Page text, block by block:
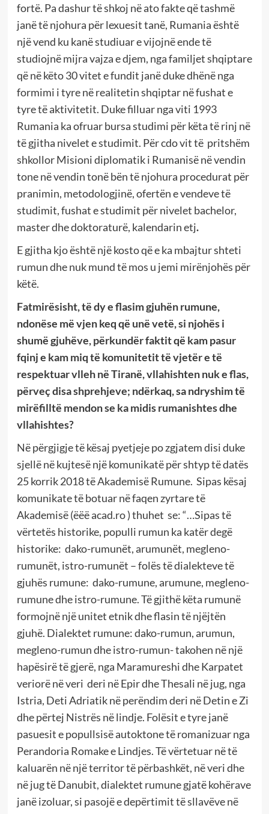
fortë. Pa dashur të shkoj në ato fakte që tashmë
janë të njohura për lexuesit tanë, Rumania është
një vend ku kanë studiuar e vijojnë ende të
studiojnë mijra vajza e djem, nga familjet shqiptare
që në këto 30 vitet e fundit janë duke dhënë nga
formimi i tyre në realitetin shqiptar në fushat e
tyre të aktivitetit. Duke filluar nga viti 1993
Rumania ka ofruar bursa studimi për këta të rinj në
të gjitha nivelet e studimit. Për cdo vit të pritshëm
shkollor Misioni diplomatik i Rumanisë në vendin
tone në vendin tonë bën të njohura procedurat për
pranimin, metodologjinë, ofertën e vendeve të
studimit, fushat e studimit për nivelet bachelor,
master dhe doktoraturë, kalendarin etj.
E gjitha kjo është një kosto që e ka mbajtur shteti
rumun dhe nuk mund të mos u jemi mirënjohës për
këtë.
Fatmirësisht, të dy e flasim gjuhën rumune,
ndonëse më vjen keq që unë vetë, si njohës i
shumë gjuhëve, përkundër faktit që kam pasur
fqinj e kam miq të komunitetit të vjetër e të
respektuar vlleh në Tiranë, vllahishten nuk e flas,
përveç disa shprehjeve; ndërkaq, sa ndryshim të
mirëfilltë mendon se ka midis rumanishtes dhe
vllahishtes?
Në përgjigje të kësaj pyetjeje po zgjatem disi duke
sjellë në kujtesë një komunikatë për shtyp të datës
25 korrik 2018 të Akademisë Rumune. Sipas kësaj
komunikate të botuar në faqen zyrtare të
Akademisë (ëëë acad.ro ) thuhet se: “…Sipas të
vërtetës historike, populli rumun ka katër degë
historike: dako-rumunët, arumunët, megleno-
rumunët, istro-rumunët – folës të dialekteve të
gjuhës rumune: dako-rumune, arumune, megleno-
rumune dhe istro-rumune. Të gjithë këta rumunë
formojnë një unitet etnik dhe flasin të njëjtën
gjuhë. Dialektet rumune: dako-rumun, arumun,
megleno-rumun dhe istro-rumun- takohen në një
hapësirë të gjerë, nga Maramureshi dhe Karpatet
veriorë në veri deri në Epir dhe Thesali në jug, nga
Istria, Deti Adriatik në perëndim deri në Detin e Zi
dhe përtej Nistrës në lindje. Folësit e tyre janë
pasuesit e popullsisë autoktone të romanizuar nga
Perandoria Romake e Lindjes. Të vërtetuar në të
kaluarën në një territor të përbashkët, në veri dhe
në jug të Danubit, dialektet rumune gjatë kohërave
janë izoluar, si pasojë e depërtimit të sllavëve në